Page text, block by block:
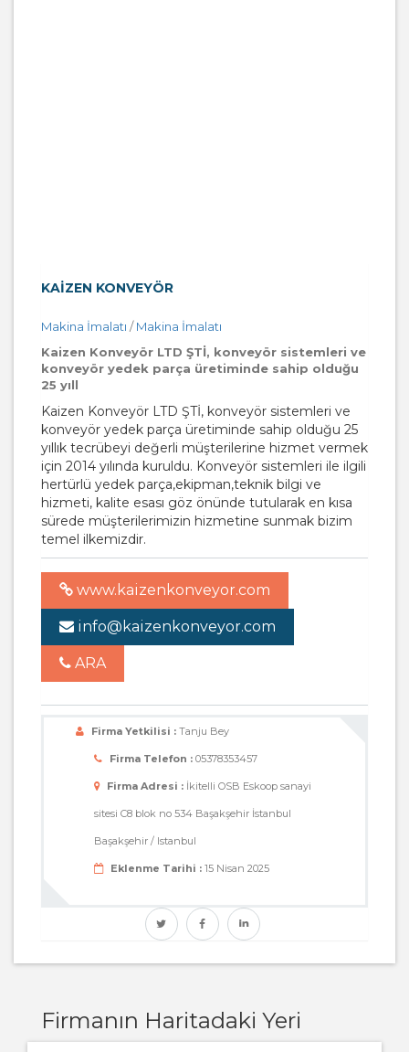
KAIZEN KONVEYÖR
Makina İmalatı /Makina İmalatı
Kaizen Konveyör LTD ŞTİ, konveyör sistemleri ve
konveyör yedek parça üretiminde sahip olduğu
25 yıll
Kaizen Konveyör LTD ŞTİ, konveyör sistemleri ve
konveyör yedek parça üretiminde sahip olduğu 25
yıllık tecrübeyi değerli müşterilerine hizmet vermek
için 2014 yılında kuruldu. Konveyör sistemleri ile ilgili
hertürlü yedek parça,ekipman,teknik bilgi ve
hizmeti, kalite esası göz önünde tutularak en kısa
sürede müşterilerimizin hizmetine sunmak bizim
temel ilkemizdir.
www.kaizenkonveyor.com
info@kaizenkonveyor.com
ARA
Firma Yetkilisi : Tanju Bey
Firma Telefon : 05378353457
Firma Adresi : İkitelli OSB Eskoop sanayi
sitesi C8 blok no 534 Başakşehir İstanbul
Başakşehir / Istanbul
Eklenme Tarihi : 15 Nisan 2025
Firmanın Haritadaki Yeri